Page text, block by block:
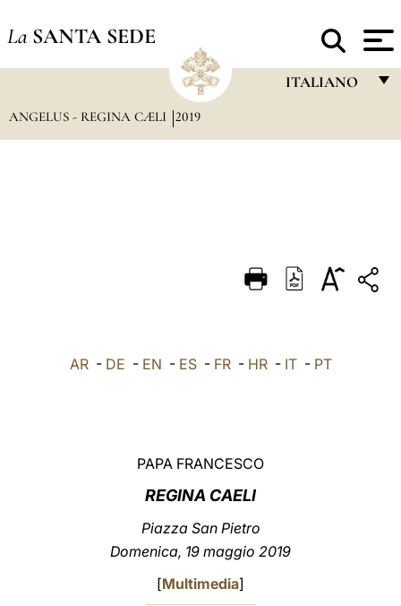
La SANTA SEDE
ITALIANO
DEUTSCH
العربيّة
ANGELUS - REGINA CÆLI 2019
AR- DE - EN - ES- FR- HR- IT- PT
PAPA FRANCESCO
REGINA CAELI
Piazza San Pietro
Domenica, 19 maggio 2019
[Multimedia]